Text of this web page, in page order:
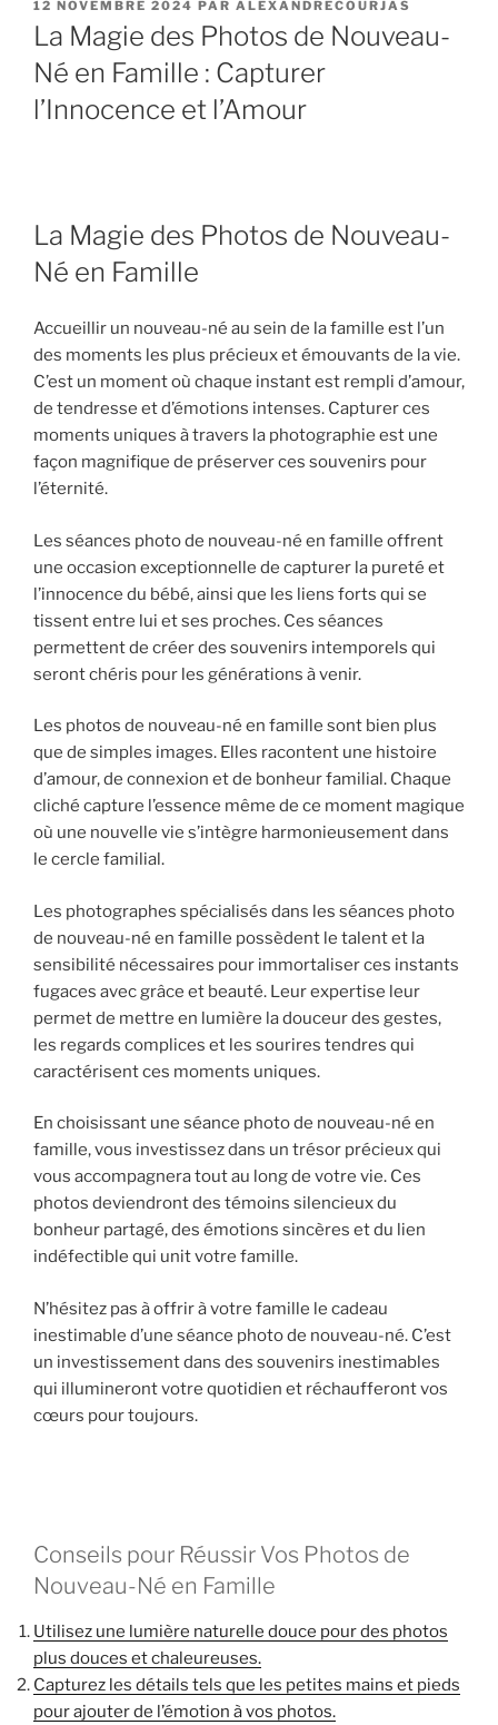
PUBLIÉ
LE
12 NOVEMBRE 2024 PAR ALEXANDRECOURJAS
La Magie des Photos de Nouveau-
Né en Famille : Capturer
l’Innocence et l’Amour
La Magie des Photos de Nouveau-
Né en Famille
Accueillir un nouveau-né au sein de la famille est l’un
des moments les plus précieux et émouvants de la vie.
C’est un moment où chaque instant est rempli d’amour,
de tendresse et d’émotions intenses. Capturer ces
moments uniques à travers la photographie est une
façon magnifique de préserver ces souvenirs pour
l’éternité.
Les séances photo de nouveau-né en famille offrent
une occasion exceptionnelle de capturer la pureté et
l’innocence du bébé, ainsi que les liens forts qui se
tissent entre lui et ses proches. Ces séances
permettent de créer des souvenirs intemporels qui
seront chéris pour les générations à venir.
Les photos de nouveau-né en famille sont bien plus
que de simples images. Elles racontent une histoire
d’amour, de connexion et de bonheur familial. Chaque
cliché capture l’essence même de ce moment magique
où une nouvelle vie s’intègre harmonieusement dans
le cercle familial.
Les photographes spécialisés dans les séances photo
de nouveau-né en famille possèdent le talent et la
sensibilité nécessaires pour immortaliser ces instants
fugaces avec grâce et beauté. Leur expertise leur
permet de mettre en lumière la douceur des gestes,
les regards complices et les sourires tendres qui
caractérisent ces moments uniques.
En choisissant une séance photo de nouveau-né en
famille, vous investissez dans un trésor précieux qui
vous accompagnera tout au long de votre vie. Ces
photos deviendront des témoins silencieux du
bonheur partagé, des émotions sincères et du lien
indéfectible qui unit votre famille.
N’hésitez pas à offrir à votre famille le cadeau
inestimable d’une séance photo de nouveau-né. C’est
un investissement dans des souvenirs inestimables
qui illumineront votre quotidien et réchaufferont vos
cœurs pour toujours.
Conseils pour Réussir Vos Photos de
Nouveau-Né en Famille
Utilisez une lumière naturelle douce pour des photos
plus douces et chaleureuses.
Capturez les détails tels que les petites mains et pieds
pour ajouter de l’émotion à vos photos.